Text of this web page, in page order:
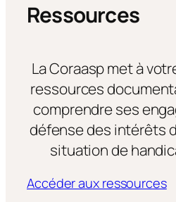
Ressources
La Coraasp met à
ressources
comprendre ses
défense des intérêts
situation de
Accéder aux ressources